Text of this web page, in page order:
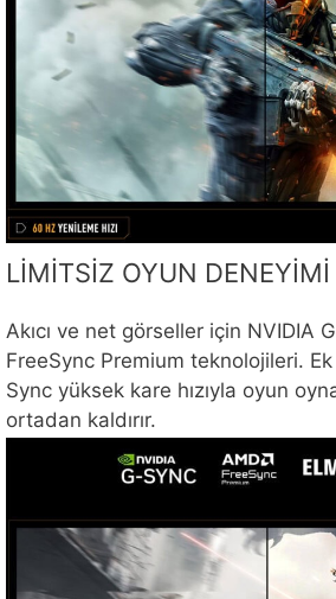
LİMİTSİZ OYUN DENEYİMİ
Akıcı ve net görseller için NVIDIA
FreeSync Premium teknolojileri.
Sync yüksek kare hızıyla oyun
ortadan kaldırır.